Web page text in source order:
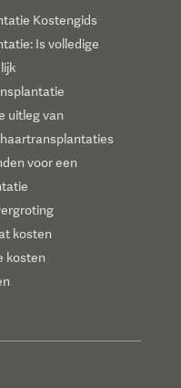
Kostengids
Is volledige
uitleg van
voor een
kosten
kosten